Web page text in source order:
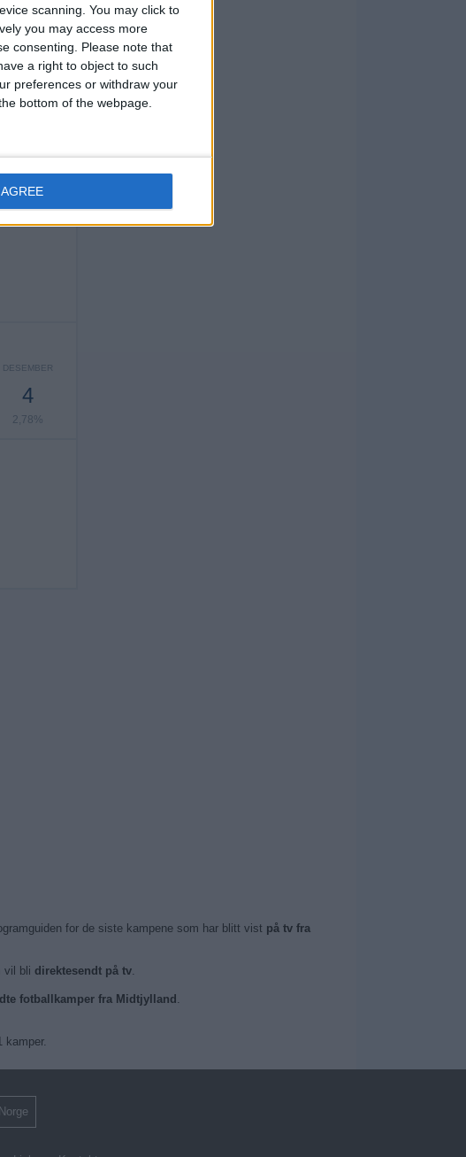
scanning. You may click to
you may access more
consenting.
Please note that
a right to object to such
preferences or withdraw your
bottom of the webpage.
AGREE
DESEMBER
4
2,78%
for de siste kampene som har blitt vist på tv fra
vil bli direktesendt på tv.
fotballkamper fra Midtjylland .
kamper.
Norge